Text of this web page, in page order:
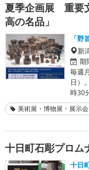
夏季企画展 重要
高の名品」
「
新
期
毎週
日）
時30
美術展・博物展・展示会
十日町石彫プロム
十日